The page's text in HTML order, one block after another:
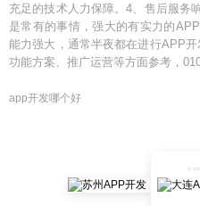
充足的技术人力保障。4、售后服务
是常有的事情，强大的有实力的
能力强大，通常半夜都在进行APP开
功能方案、推广运营等方面参考，
app开发哪个好